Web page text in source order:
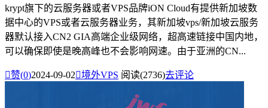
krypt旗下的云服务器或者VPS品牌iON Cloud有提供新加坡数
据中心的VPS或者云服务器业务，其新加坡vps/新加坡云服务
器默认接入CN2 GIA高端企业级网络，超高速链接中国内地，
可以确保即使是晚高峰也不会影响网速。由于亚洲的CN...
赞(0)2024-09-02境外VPS 阅读(2736)去评论